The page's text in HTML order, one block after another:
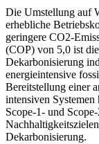
Die Umstellung auf
erhebliche
geringere CO2-
(COP) von 5,0 ist
Dekarbonisierung
energieintensive
Bereitstellung einer
intensiven
Scope-1- und
Dekarbonisierung.